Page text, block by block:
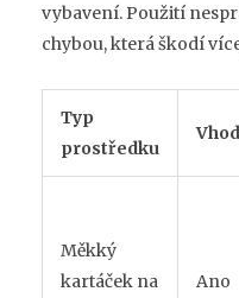
vybavení. Použití
chybou, která škodí
Typ
prostředku
Měkký
kartáček na
Ano